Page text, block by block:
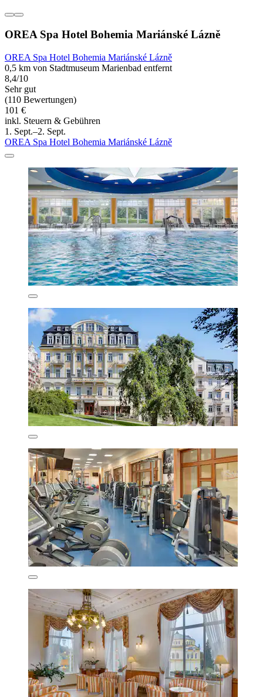
OREA Spa Hotel Bohemia Mariánské Lázně
OREA Spa Hotel Bohemia Mariánské Lázně
0,5 km von Stadtmuseum Marienbad entfernt
8,4/10
Sehr gut
(110 Bewertungen)
101 €
inkl. Steuern & Gebühren
1. Sept.–2. Sept.
OREA Spa Hotel Bohemia Mariánské Lázně